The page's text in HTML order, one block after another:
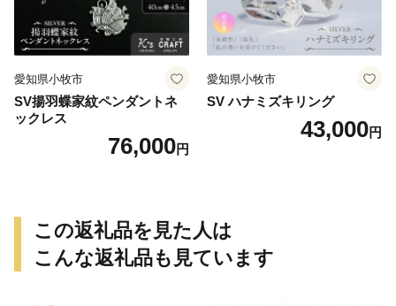
愛知県小牧市
SV揚羽蝶家紋ペンダントネ
ックレス
76,000円
愛知県小牧市
SV ハナミズキリング
43,000円
この返礼品を見た人は
こんな返礼品も見ています